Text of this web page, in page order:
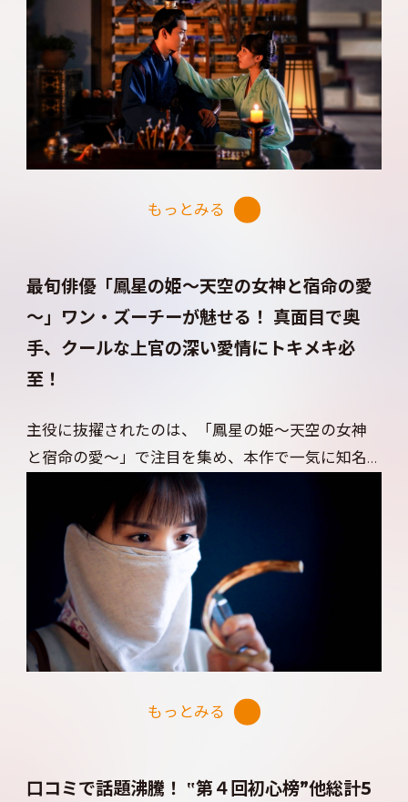
から信頼を集める司法の若きトップ・蕭瑾瑜（し
ょうきんゆ）が難事件に挑むドラマチック時代
劇。
蕭瑾瑜の極秘任務の相棒として採用された検視マ
ニア・楚楚。上官と部下として出会った2人が、捜
査を通じて心を近づけていく！
捜査は一流、でも恋愛経験はゼロの2人が巻き起こ
ーリー！
もっとみる
最旬俳優「鳳星の姫～天空の女神と宿命の愛
～」ワン・ズーチーが魅せる！ 真面目で奥
手、クールな上官の深い愛情にトキメキ必
至！
主役に抜擢されたのは、「鳳星の姫～天空の女神
と宿命の愛～」で注目を集め、本作で一気に知名
度を高め最旬若手俳優としての地位を確立したワ
ン・ズーチー。
演じる蕭瑾瑜は、能力を買われ若くして上に立つ
地位となったことから、笑顔を封じ厳しい裁きを
下す実直な青年。その真面目さゆえに恋愛には疎
く、女性に花の1本もプレゼントしたことがない奥
手ぶり。
しかし仕事に対する真摯な姿勢、そしてどんなと
を理解し優しく後押しする姿に、働く女性にとって
もっとみる
口コミで話題沸騰！ ‟第４回初心榜”他総計5